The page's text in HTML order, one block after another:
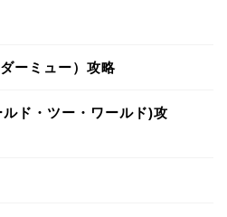
ーミュー）攻略
ド・ツー・ワールド)攻